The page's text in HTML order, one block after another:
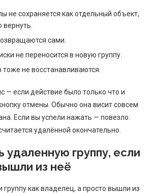
не сохраняется как отдельный объект,
сами.
не переносится в новую группу.
не восстанавливаются.
— если действие было только что и
отмены. Обычно она висит совсем
Если вы успели нажать — повезло.
удалённой окончательно.
удаленную группу, если
из неё
группу как владелец, а просто вышли из